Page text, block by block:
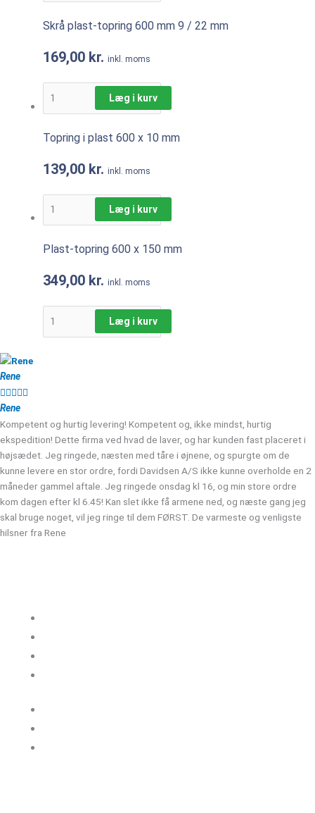
Skrå plast-topring 600 mm 9 / 22 mm
169,00 kr. inkl. moms
Læg i kurv
Topring i plast 600 x 10 mm
139,00 kr. inkl. moms
Læg i kurv
Plast-topring 600 x 150 mm
349,00 kr. inkl. moms
Læg i kurv
Rene

Rene
Kompetent og hurtig levering! Kompetent og, ikke mindst, hurtig
ekspedition! Dette firma ved hvad de laver, og har kunden fast placeret i
højsædet. Jeg ringede, næsten med tåre i øjnene, og spurgte om de
kunne levere en stor ordre, fordi Davidsen A/S ikke kunne overholde en 2
måneder gammel aftale. Jeg ringede onsdag kl 16, og min store ordre
kom dagen efter kl 6.45! Kan slet ikke få armene ned, og næste gang jeg
skal bruge noget, vil jeg ringe til dem FØRST. De varmeste og venligste
hilsner fra Rene